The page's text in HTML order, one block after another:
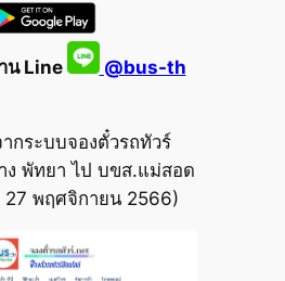
น Line @bus-th
กระบบจองตั๋วรถทัวร์
ง พัทยา ไป บขส.แม่สอด
27 พฤศจิกายน 2566)